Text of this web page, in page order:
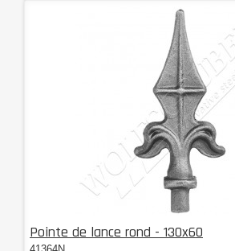
Pointe de lance rond - 130x60